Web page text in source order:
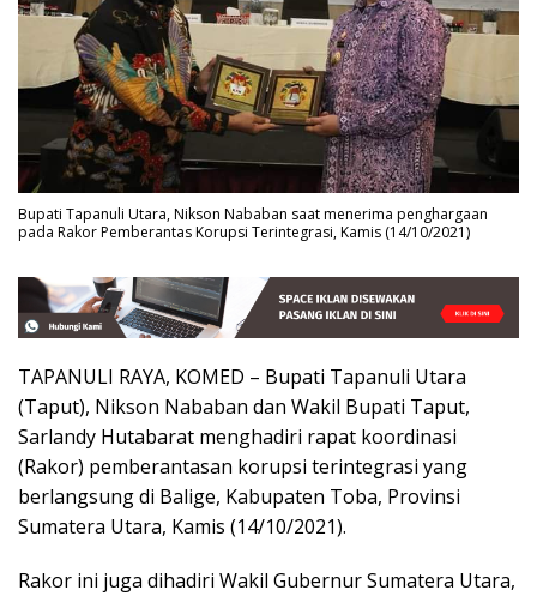
Bupati Tapanuli Utara, Nikson Nababan saat menerima penghargaan
pada Rakor Pemberantas Korupsi Terintegrasi, Kamis (14/10/2021)
TAPANULI RAYA, KOMED – Bupati Tapanuli Utara
(Taput), Nikson Nababan dan Wakil Bupati Taput,
Sarlandy Hutabarat menghadiri rapat koordinasi
(Rakor) pemberantasan korupsi terintegrasi yang
berlangsung di Balige, Kabupaten Toba, Provinsi
Sumatera Utara, Kamis (14/10/2021).
Rakor ini juga dihadiri Wakil Gubernur Sumatera Utara,